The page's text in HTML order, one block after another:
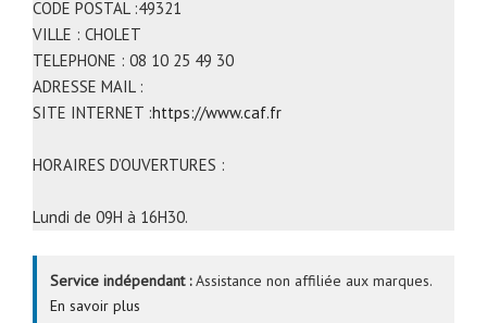
CODE POSTAL :49321
VILLE : CHOLET
TELEPHONE : 08 10 25 49 30
ADRESSE MAIL :
SITE INTERNET :https://www.caf.fr
HORAIRES D’OUVERTURES :
Lundi de 09H à 16H30.
Service indépendant :Assistance non affiliée aux marques.
En savoir plus